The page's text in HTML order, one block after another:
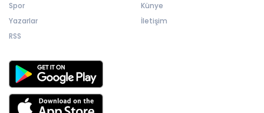
Spor
Yazarlar
RSS
Künye
İletişim